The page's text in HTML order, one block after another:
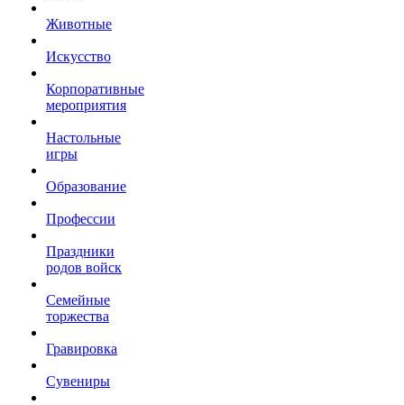
Животные
Искусство
Корпоративные
мероприятия
Настольные
игры
Образование
Профессии
Праздники
родов войск
Семейные
торжества
Гравировка
Сувениры